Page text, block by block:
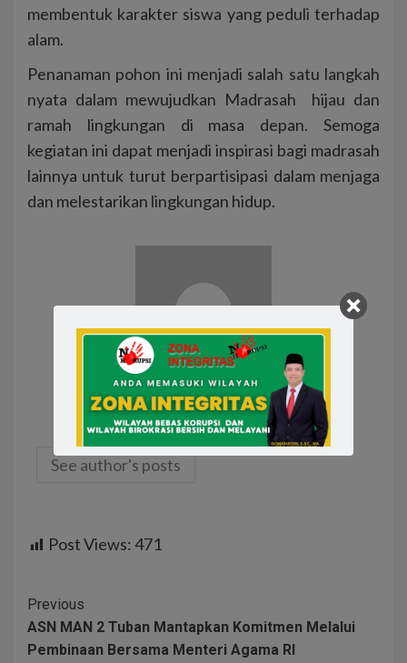
membentuk karakter siswa yang peduli terhadap
alam.
Penanaman pohon ini menjadi salah satu langkah
nyata dalam mewujudkan Madrasah hijau dan
ramah lingkungan di masa depan. Semoga
kegiatan ini dapat menjadi inspirasi bagi madrasah
lainnya untuk turut berpartisipasi dalam menjaga
dan melestarikan lingkungan hidup.
HumasMANDATU
See author's posts
Post Views: 471
Previous
ASN MAN 2 Tuban Mantapkan Komitmen Melalui
Pembinaan Bersama Menteri Agama RI